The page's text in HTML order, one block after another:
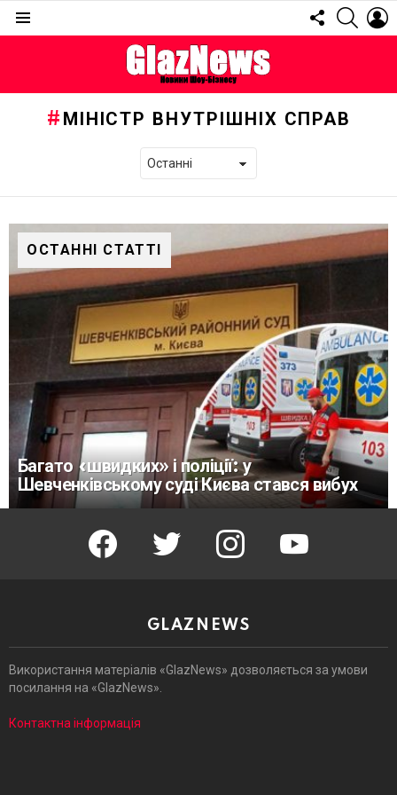
FOLLOW
US
МІНІСТР ВНУТРІШНІХ СПРАВ
ОСТАННІ СТАТТІ
Багато «швидких» і поліції: у
Шевченківському суді Києва стався вибух
facebook twitter instagram youtube
GLAZNEWS
Використання матеріалів «GlazNews» дозволяється за умови
посилання на «GlazNews».
Контактна інформація